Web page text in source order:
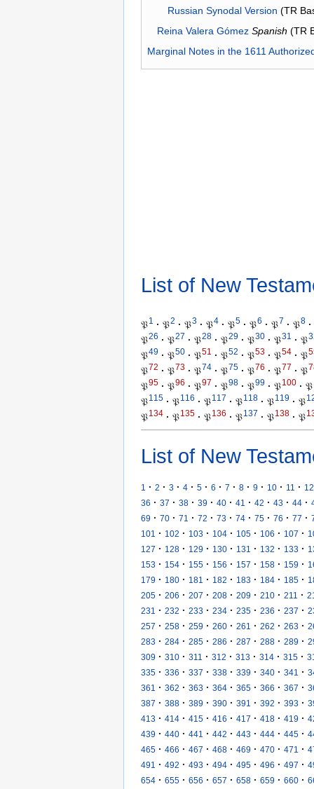
Russian Synodal Version (TR
Reina Valera Gómez Spanish (TR
Marginal Notes in the 1611
List of New
𝔓1 · 𝔓2 · 𝔓3 · 𝔓4 · 𝔓5 · 𝔓6 · 𝔓7 · 𝔓8 ·
𝔓26 · 𝔓27 · 𝔓28 · 𝔓29 · 𝔓30 · 𝔓31 · 𝔓
𝔓49 · 𝔓50 · 𝔓51 · 𝔓52 · 𝔓53 · 𝔓54 · 𝔓
𝔓72 · 𝔓73 · 𝔓74 · 𝔓75 · 𝔓76 · 𝔓77 · 𝔓
𝔓95 · 𝔓96 · 𝔓97 · 𝔓98 · 𝔓99 · 𝔓100 · 𝔓
𝔓115 · 𝔓116 · 𝔓117 · 𝔓118 · 𝔓119 · 𝔓
𝔓134 · 𝔓135 · 𝔓136 · 𝔓137 · 𝔓138 · 𝔓
List of New
1 · 2 · 3 · 4 · 5 · 6 · 7 · 8 · 9 · 10 · 11 · 12
36 · 37 · 38 · 39 · 40 · 41 · 42 · 43 · 44 ·
69 · 70 · 71 · 72 · 73 · 74 · 75 · 76 · 77 ·
101
· 102 · 103 · 104 · 105 · 106 · 107 ·
127 · 128 · 129 · 130 · 131 · 132 · 133 ·
153 · 154 · 155 · 156 · 157 · 158 · 159 ·
179 · 180 · 181 · 182 · 183 · 184 · 185 ·
205 · 206 · 207 · 208 · 209 · 210 · 211 ·
231
· 232 · 233 · 234 · 235 · 236 · 237 ·
257 · 258 · 259 · 260 · 261 · 262 · 263 ·
283 · 284 · 285 · 286 · 287 · 288 · 289 ·
309 · 310 · 311 · 312 · 313 · 314 · 315 ·
335 · 336 · 337 · 338 · 339 · 340 · 341 ·
361
· 362 · 363 · 364 · 365 · 366 · 367 ·
387 · 388 · 389 · 390 · 391 · 392 · 393 ·
413 · 414 · 415 · 416 · 417 · 418 · 419 ·
439 · 440 · 441 · 442 · 443 · 444 · 445 ·
465 · 466 · 467 · 468 · 469 · 470 · 471 ·
491
· 492 · 493 · 494 · 495 · 496 · 497 ·
654 · 655 · 656 · 657 · 658 · 659 · 660 ·